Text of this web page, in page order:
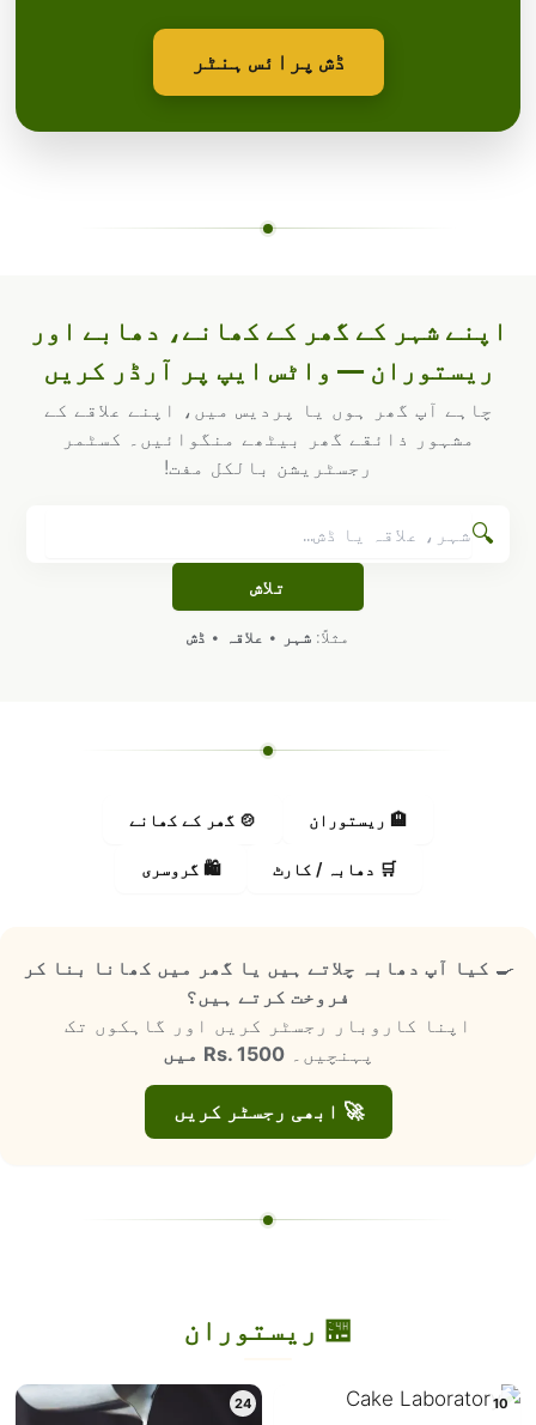
ڈش پرائس ہنٹر
اپنے شہر کے گھر کے کھانے، دھابے اور
ریستوران — واٹس ایپ پر آرڈر کریں
چاہے آپ گھر ہوں یا پردیس میں، اپنے علاقے کے
مشہور ذائقے گھر بیٹھے منگوائیں۔ کسٹمر
رجسٹریشن بالکل مفت!
🔍
تلاش
مثلاً: شہر • علاقہ • ڈش
🏨 ریستوران 🍲 گھر کے کھانے
🛒 دھابہ / کارٹ 🛍️ گروسری
🍳 کیا آپ دھابہ چلاتے ہیں یا گھر میں کھانا بنا کر
فروخت کرتے ہیں؟
اپنا کاروبار رجسٹر کریں اور گاہکوں تک
پہنچیں۔Rs. 1500 میں
🚀 ابھی رجسٹر کریں
🏪 ریستوران
10
24